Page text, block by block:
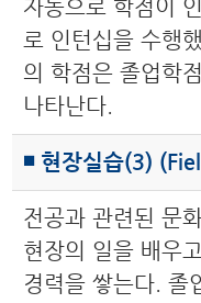
자동으로 학점이
로 인턴십을 수행
의 학점은 졸업학
나타난다.
◾ 현장실습(3)
전공과 관련된 문
현장의 일을 배우
경력을 쌓는다. 졸